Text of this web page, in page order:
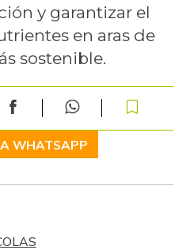
y garantizar el
en aras de
sostenible.
A WHATSAPP